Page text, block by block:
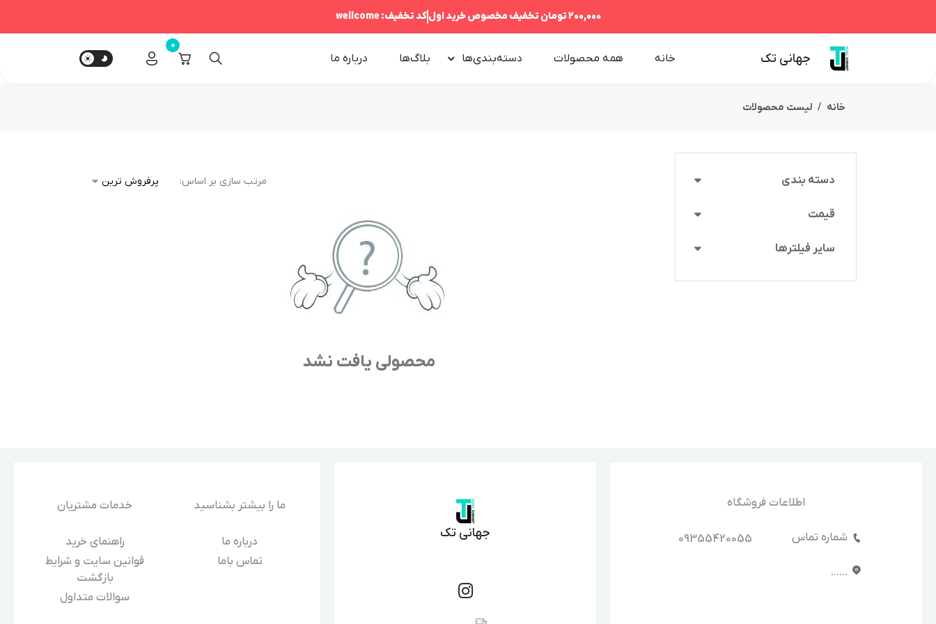
200,000 تومان تخفیف مخصوص خرید اولکد تخفیف: wellcome
جهانی تک خانه همه محصولات دسته‌بندی‌ها بلاگ‌ها درباره‌ ما
0
خانه لیست محصولات
دسته بندی
قیمت
سایر فیلترها
مرتب سازی بر اساس:
محصولی یافت نشد
اطلاعات فروشگاه
شماره تماس 09355420055
......
جهانی تک
ما را بیشتر بشناسید
درباره‌ ما
تماس باما
خدمات مشتریان
راهنمای خرید
قوانین سایت و شرایط
بازگشت
سوالات متداول